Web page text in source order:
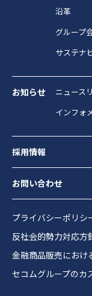
沿革
グループ
サステナ
お知らせ
ニュース
インフォ
採用情報
お問い合わせ
プライバシーポリシ
反社会的勢力対応方
金融商品販売におけ
セコムグループのカ